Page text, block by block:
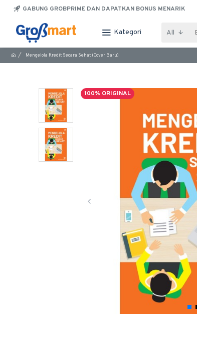
GABUNG GROBPRIME DAN DAPATKAN BONUS MENARIK
Kategori All
Mengelola Kredit Secara Sehat (Cover Baru)
100% ORIGINAL